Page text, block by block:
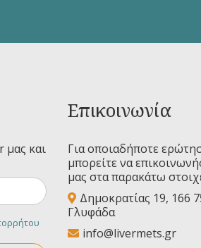
μας και
Επικοινωνία
Για οποιαδήποτε
μπορείτε να
μας στα παρακάτω
Δημοκρατίας 19, 166
Γλυφάδα
info@livermets.gr